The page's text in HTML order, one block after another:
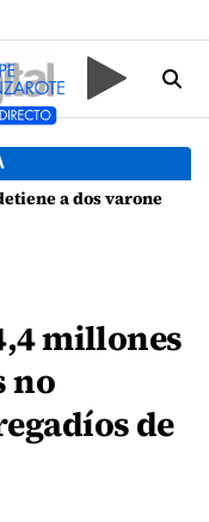
y amenazas con arma blanca
millones
no
de